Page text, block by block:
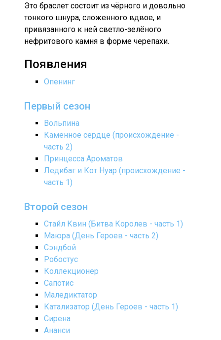
Это браслет состоит из чёрного и довольно
тонкого шнура, сложенного вдвое, и
привязанного к ней светло-зелёного
нефритового камня в форме черепахи.
Появления
Опенинг
Первый сезон
Вольпина
Каменное сердце (происхождение -
часть 2)
Принцесса Ароматов
Ледибаг и Кот Нуар (происхождение -
часть 1)
Второй сезон
Стайл Квин (Битва Королев - часть 1)
Маюра (День Героев - часть 2)
Сэндбой
Робостус
Коллекционер
Сапотис
Маледиктатор
Катализатор (День Героев - часть 1)
Сирена
Ананси